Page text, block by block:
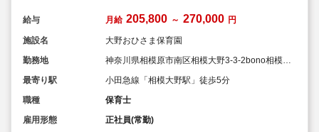
給与 月給 205,800 ～ 270,000 円
施設名
大野おひさま保育園
勤務地
神奈川県相模原市南区相模大野3-3-2bono相模大
最寄り駅
小田急線「相模大野駅」徒歩5分
職種
保育士
雇用形態
正社員(常勤)